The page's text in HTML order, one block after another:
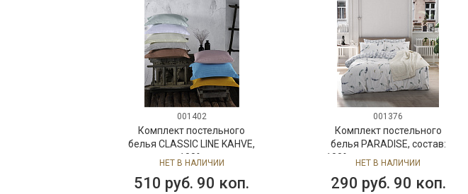
001402
Комплект постельного
белья CLASSIC LINE KAHVE,
состав: 100% хлопок,
НЕТ В НАЛИЧИИ
510 руб. 90 коп.
001376
Комплект постельного
белья PARADISE, состав:
100% хлопок, размер: евро
НЕТ В НАЛИЧИИ
290 руб. 90 коп.